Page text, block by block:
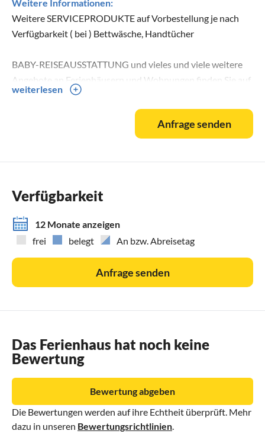
Weitere Informationen:
Weitere SERVICEPRODUKTE auf Vorbestellung je nach
Verfügbarkeit ( bei ) Bettwäsche, Handtücher
BABY-REISEAUSSTATTUNG und vieles und viele weitere
Angebote an Ferienhäusern und Wohnungen finden Sie auf
unserer eigenen Webseite, hierzu auch umfangreiche Tipps
zur Freizeitgestaltung und Hinweise, ein Restaurantguide
sowie Infos über Freizeitparks in der Umgebung
weiterlesen
Anfrage senden
Verfügbarkeit
12 Monate anzeigen
frei
belegt An bzw. Abreisetag
Anfrage senden
Das Ferienhaus hat noch keine
Bewertung
Die Bewertungen werden auf ihre Echtheit überprüft. Mehr
dazu in unseren Bewertungsrichtlinien
Bewertung abgeben